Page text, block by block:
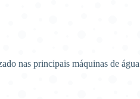
nas principais máquinas de